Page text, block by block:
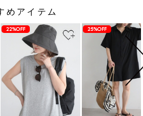
めアイテム
22%OFF 25%OFF